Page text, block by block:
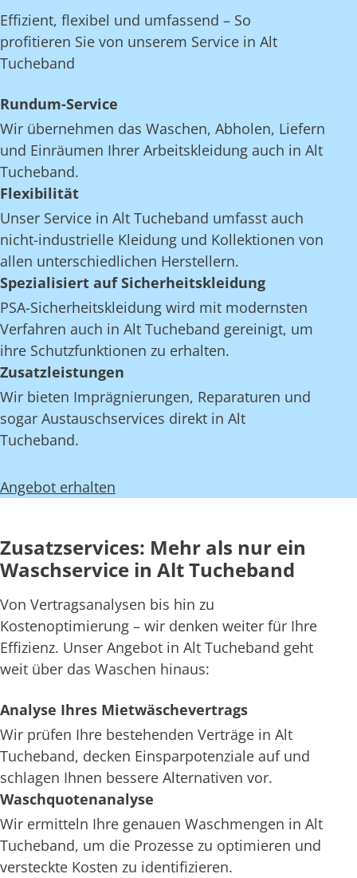
Effizient, flexibel und umfassend – So
profitieren Sie von unserem Service in Alt
Tucheband
Rundum-Service
Wir übernehmen das Waschen, Abholen, Liefern
und Einräumen Ihrer Arbeitskleidung auch in Alt
Tucheband.
Flexibilität
Unser Service in Alt Tucheband umfasst auch
nicht-industrielle Kleidung und Kollektionen von
allen unterschiedlichen Herstellern.
Spezialisiert auf Sicherheitskleidung
PSA-Sicherheitskleidung wird mit modernsten
Verfahren auch in Alt Tucheband gereinigt, um
ihre Schutzfunktionen zu erhalten.
Zusatzleistungen
Wir bieten Imprägnierungen, Reparaturen und
sogar Austauschservices direkt in Alt
Tucheband.
Angebot erhalten
Zusatzservices: Mehr als nur ein
Waschservice in Alt Tucheband
Von Vertragsanalysen bis hin zu
Kostenoptimierung – wir denken weiter für Ihre
Effizienz. Unser Angebot in Alt Tucheband geht
weit über das Waschen hinaus:
Analyse Ihres Mietwäschevertrags
Wir prüfen Ihre bestehenden Verträge in Alt
Tucheband, decken Einsparpotenziale auf und
schlagen Ihnen bessere Alternativen vor.
Waschquotenanalyse
Wir ermitteln Ihre genauen Waschmengen in Alt
Tucheband, um die Prozesse zu optimieren und
versteckte Kosten zu identifizieren.